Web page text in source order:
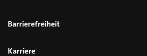
Barrierefreiheit
Karriere